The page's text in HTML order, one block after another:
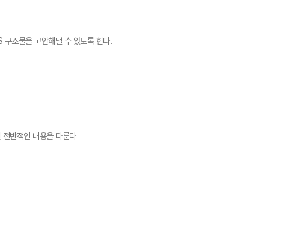
조물을 고안해낼 수 있도록 한다.
반적인 내용을 다룬다